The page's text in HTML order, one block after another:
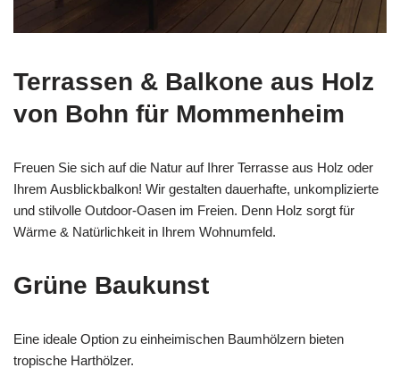
Terrassen & Balkone aus Holz
von Bohn für Mommenheim
Freuen Sie sich auf die Natur auf Ihrer Terrasse aus Holz oder
Ihrem Ausblickbalkon! Wir gestalten dauerhafte, unkomplizierte
und stilvolle Outdoor-Oasen im Freien. Denn Holz sorgt für
Wärme & Natürlichkeit in Ihrem Wohnumfeld.
Grüne Baukunst
Eine ideale Option zu einheimischen Baumhölzern bieten
tropische Harthölzer.